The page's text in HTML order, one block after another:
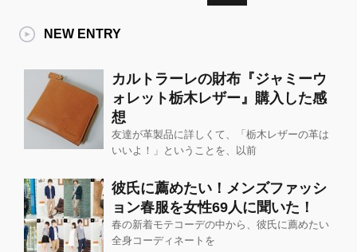
NEW ENTRY
カルトラーレの財布『ジャミーウ
ォレット栃木レザー』購入した感
想
友達が革製品に詳しくて、「栃木レザーの革は
いいよ！」ということを、以前
彼氏に薦めたい！メンズファッシ
ョン春服を女性69人に聞いた！
春の新着モテコーデの中から、彼氏に薦めたい
全身コーディネートを